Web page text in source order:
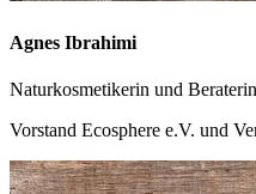
Agnes Ibrahimi
Naturkosmetikerin und
Vorstand Ecosphere e.V. und